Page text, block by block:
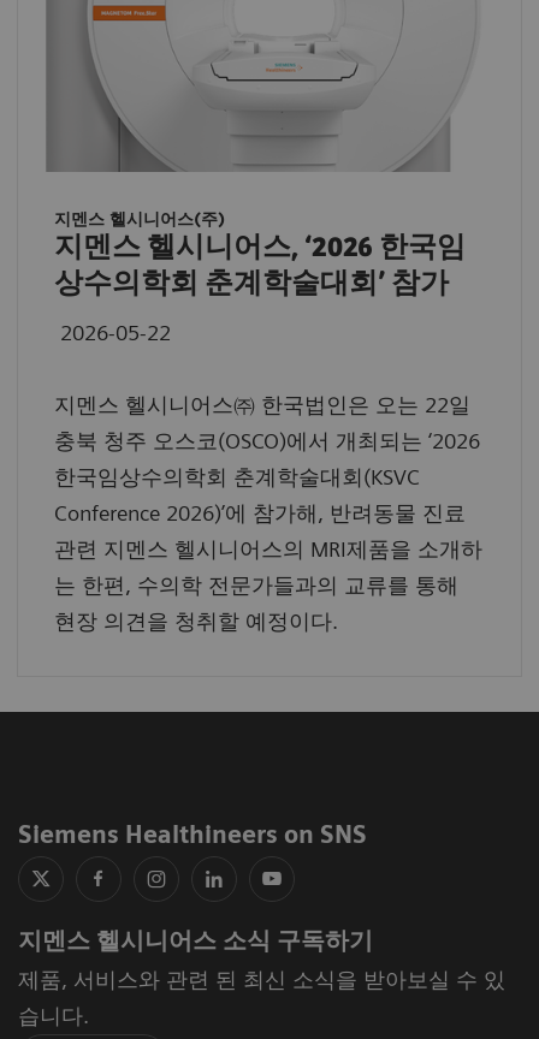
지멘스 헬시니어스(주)
지멘스 헬시니어스, ‘2026 한국임
상수의학회 춘계학술대회’ 참가
2026-05-22
지멘스 헬시니어스㈜ 한국법인은 오는 22일
충북 청주 오스코(OSCO)에서 개최되는 ‘2026
한국임상수의학회 춘계학술대회(KSVC
Conference 2026)’에 참가해, 반려동물 진료
관련 지멘스 헬시니어스의 MRI제품을 소개하
는 한편, 수의학 전문가들과의 교류를 통해
현장 의견을 청취할 예정이다.
Siemens Healthineers on SNS
지멘스 헬시니어스 소식 구독하기
제품, 서비스와 관련 된 최신 소식을 받아보실 수 있
습니다.